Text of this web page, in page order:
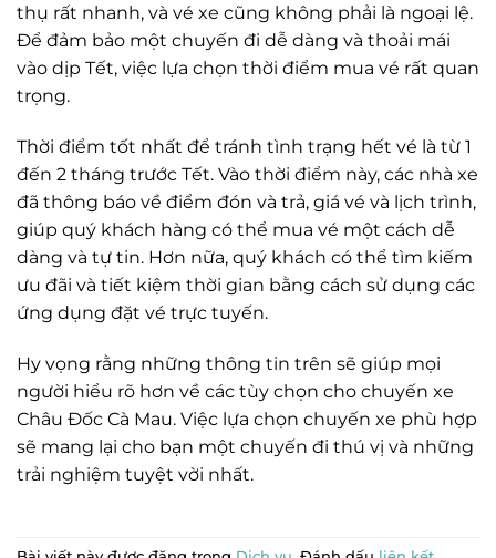
thụ rất nhanh, và vé xe cũng không phải là ngoại lệ.
Để đảm bảo một chuyến đi dễ dàng và thoải mái
vào dịp Tết, việc lựa chọn thời điểm mua vé rất quan
trọng.
Thời điểm tốt nhất để tránh tình trạng hết vé là từ 1
đến 2 tháng trước Tết. Vào thời điểm này, các nhà xe
đã thông báo về điểm đón và trả, giá vé và lịch trình,
giúp quý khách hàng có thể mua vé một cách dễ
dàng và tự tin. Hơn nữa, quý khách có thể tìm kiếm
ưu đãi và tiết kiệm thời gian bằng cách sử dụng các
ứng dụng đặt vé trực tuyến.
Hy vọng rằng những thông tin trên sẽ giúp mọi
người hiểu rõ hơn về các tùy chọn cho chuyến xe
Châu Đốc Cà Mau. Việc lựa chọn chuyến xe phù hợp
sẽ mang lại cho bạn một chuyến đi thú vị và những
trải nghiệm tuyệt vời nhất.